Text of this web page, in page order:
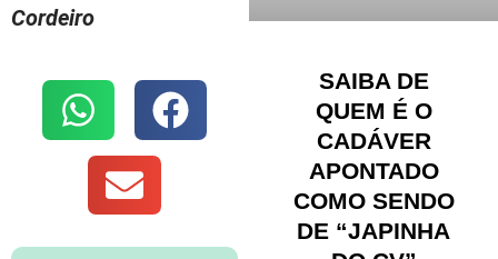
Cordeiro
SAIBA DE
QUEM É O
CADÁVER
APONTADO
COMO SENDO
DE “JAPINHA